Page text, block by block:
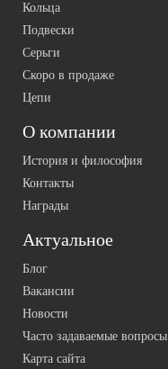
О компании
История и философия
Контакты
Награды
Актуальное
Блог
Вакансии
Новости
Часто задаваемые вопросы
Карта сайта
Кольца
Подвески
Серьги
Скоро в продаже
Цепи